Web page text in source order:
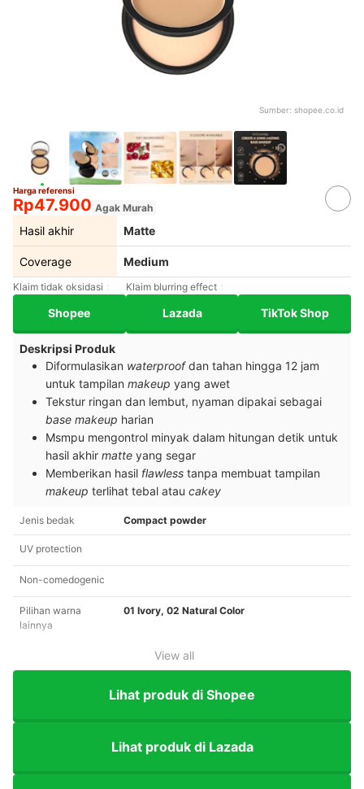
Sumber: shopee.co.id
Harga referensi
Rp47.900 Agak Murah
Hasil akhir Matte
Coverage Medium
Klaim tidak oksidasi Klaim blurring effect
Shopee Lazada TikTok Shop
Deskripsi Produk
Diformulasikan waterproofdan tahan hingga 12 jam
untuk tampilan makeup yang awet
Tekstur ringan dan lembut, nyaman dipakai sebagai
base makeup harian
Msmpu mengontrol minyak dalam hitungan detik untuk
hasil akhir matte yang segar
Memberikan hasil flawless tanpa membuat tampilan
makeup terlihat tebal atau cakey
Jenis bedak Compact powder
UV protection
Non-comedogenic
Pilihan warna
lainnya
01 Ivory, 02 Natural Color
View all
Lihat produk di Shopee
Lihat produk di Lazada